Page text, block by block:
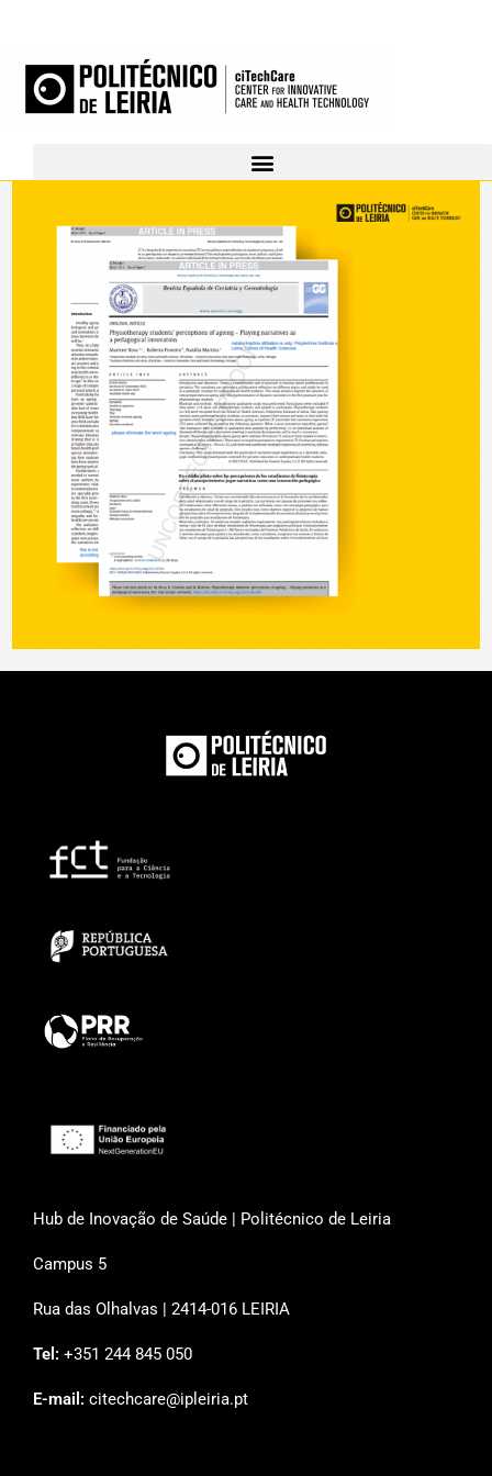
Hub de Inovação de Saúde | Politécnico de Leiria
Campus 5
Rua das Olhalvas | 2414-016 LEIRIA
Tel: +351 244 845 050
E-mail: citechcare@ipleiria.pt